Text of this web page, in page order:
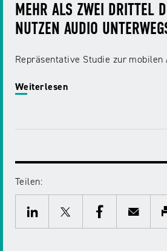
MEHR ALS ZWEI DRITTEL
NUTZEN AUDIO
Repräsentative Studie zur mobilen
Weiterlesen
Teilen:
Twitter Facebook